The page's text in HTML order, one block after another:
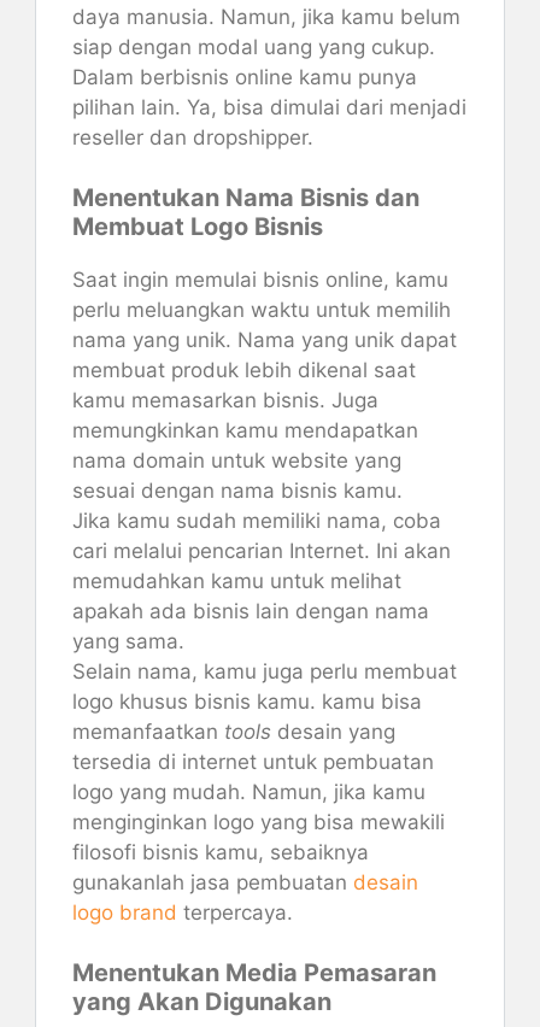
daya manusia. Namun, jika kamu belum
siap dengan modal uang yang cukup.
Dalam berbisnis online kamu punya
pilihan lain. Ya, bisa dimulai dari menjadi
reseller dan dropshipper.
Menentukan Nama Bisnis dan
Membuat Logo Bisnis
Saat ingin memulai bisnis online, kamu
perlu meluangkan waktu untuk memilih
nama yang unik. Nama yang unik dapat
membuat produk lebih dikenal saat
kamu memasarkan bisnis. Juga
memungkinkan kamu mendapatkan
nama domain untuk website yang
sesuai dengan nama bisnis kamu.
Jika kamu sudah memiliki nama, coba
cari melalui pencarian Internet. Ini akan
memudahkan kamu untuk melihat
apakah ada bisnis lain dengan nama
yang sama.
Selain nama, kamu juga perlu membuat
logo khusus bisnis kamu. kamu bisa
memanfaatkan tools desain yang
tersedia di internet untuk pembuatan
logo yang mudah. Namun, jika kamu
menginginkan logo yang bisa mewakili
filosofi bisnis kamu, sebaiknya
gunakanlah jasa pembuatan desain
logo brand terpercaya.
Menentukan Media Pemasaran
yang Akan Digunakan